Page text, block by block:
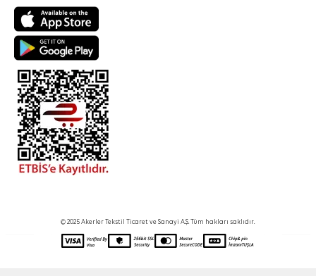
© 2025 Akerler Tekstil Ticaret ve Sanayi A.Ş. Tüm hakları saklıdır.